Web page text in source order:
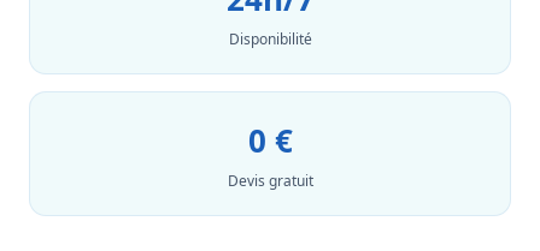
Disponibilité
0 €
Devis gratuit